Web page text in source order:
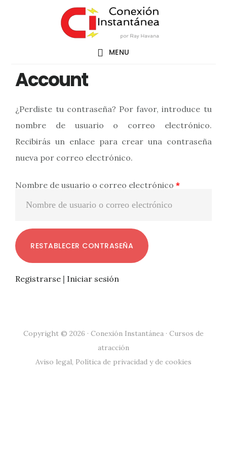
MENU
Account
¿Perdiste tu contraseña? Por favor, introduce tu
nombre de usuario o correo electrónico.
Recibirás un enlace para crear una contraseña
nueva por correo electrónico.
Nombre de usuario o correo electrónico*
RESTABLECER CONTRASEÑA
Registrarse | Iniciar sesión
Copyright © 2026 · Conexión Instantánea · Cursos de
atracción
Aviso legal, Política de privacidad y de cookies